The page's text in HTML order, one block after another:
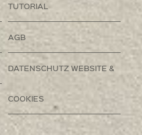
TUTORIAL
AGB
DATENSCHUTZ WEBSITE &
COOKIES